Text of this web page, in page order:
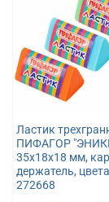
Ластик
ПИФАГОР
35х18х18 мм,
держатель,
272668